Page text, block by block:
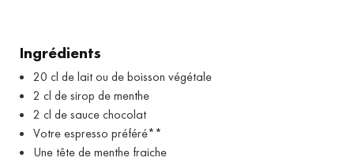
Ingrédients
20 cl de lait ou de boisson végétale
2 cl de sirop de menthe
2 cl de sauce chocolat
Votre espresso préféré**
Une tête de menthe fraiche